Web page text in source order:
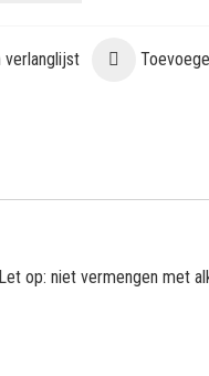
verlanglijst
op: niet vermengen met